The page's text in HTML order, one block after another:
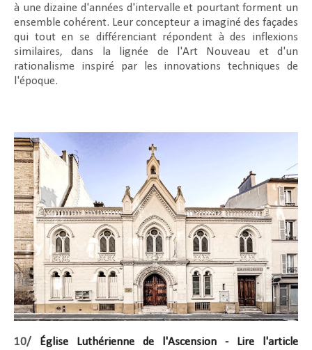
à une dizaine d'années d'intervalle et pourtant forment un
ensemble cohérent. Leur concepteur a imaginé des façades
qui tout en se différenciant répondent à des inflexions
similaires, dans la lignée de l'Art Nouveau et d'un
rationalisme inspiré par les innovations techniques de
l'époque.
10/ Église Luthérienne de l'Ascension - Lire l'article